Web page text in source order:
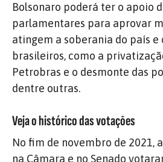
Bolsonaro poderá ter o apoio
parlamentares para aprovar
atingem a soberania do país e
brasileiros, como a
Petrobras e o desmonte das
dentre outras.
Veja o histórico das votações
No fim de novembro de 2021,
na Câmara e no Senado